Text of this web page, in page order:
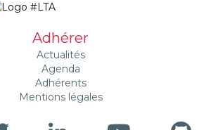
Adhérer
Actualités
Agenda
Adhérents
Mentions légales